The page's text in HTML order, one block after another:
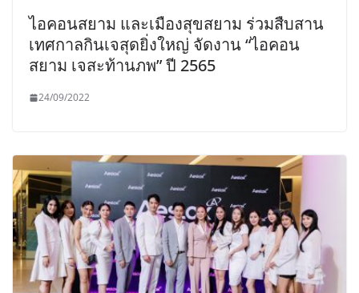
ไอคอนสยาม และเมืองสุขสยาม ร่วมสืบสาน
เทศกาลกินเจสุดยิ่งใหญ่ จัดงาน “ไอคอน
สยาม เจสะท้านภพ” ปี 2565
24/09/2022